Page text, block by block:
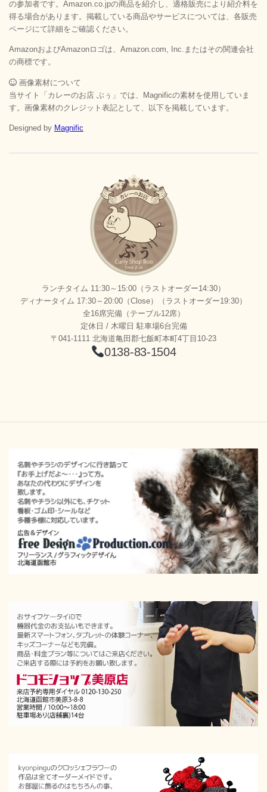
の参加者です。Amazon.co.jpの商品を紹介し、適格販売により紹介料を
得る場合があります。掲載している商品やサービスについては、各販売
ページにて詳細をご確認ください。
AmazonおよびAmazonロゴは、Amazon.com, Inc.またはその関連会社
の商標です。
画像素材について
当サイト「カレーのお店 ぶぅ」では、Magnificの素材を使用していま
す。画像素材のクレジット表記として、以下を掲載しています。
Designed by Magnific
ランチタイム 11:30～15:00（ラストオーダー14:30）
ディナータイム 17:30～20:00（Close）（ラストオーダー19:30）
全16席完備（テーブル12席）
定休日 / 木曜日 駐車場6台完備
〒041-1111 北海道亀田郡七飯町本町4丁目10-23
0138-83-1504